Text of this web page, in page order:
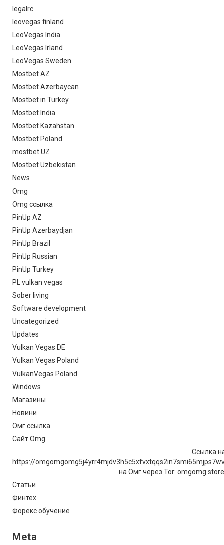
legalrc
leovegas finland
LeoVegas India
LeoVegas Irland
LeoVegas Sweden
Mostbet AZ
Mostbet Azerbaycan
Mostbet in Turkey
Mostbet India
Mostbet Kazahstan
Mostbet Poland
mostbet UZ
Mostbet Uzbekistan
News
Omg
Omg ссылка
PinUp AZ
PinUp Azerbaydjan
PinUp Brazil
PinUp Russian
PinUp Turkey
PL vulkan vegas
Sober living
Software development
Uncategorized
Updates
Vulkan Vegas DE
Vulkan Vegas Poland
VulkanVegas Poland
Windows
Магазины
Новини
Омг ссылка
Сайт Omg
Ссылка
https://
на Омг через Tor:
Статьи
Финтех
Форекс обучение
Meta